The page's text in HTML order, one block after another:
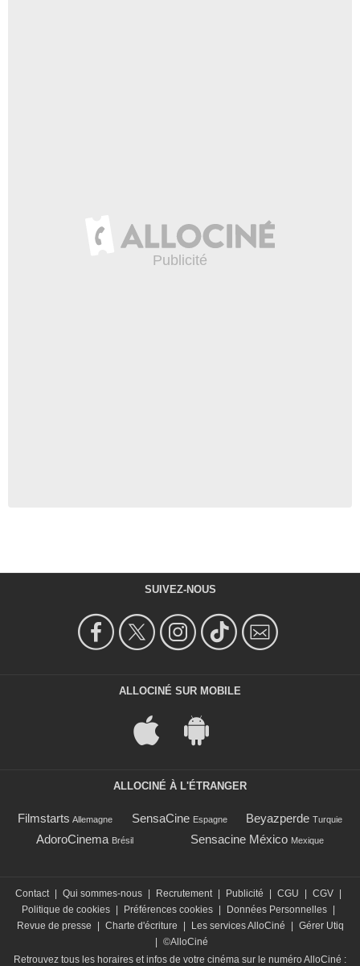
SUIVEZ-NOUS
ALLOCINÉ SUR MOBILE
ALLOCINÉ À L'ÉTRANGER
Filmstarts Allemagne SensaCine Espagne Beyazperde Turquie
AdoroCinema Brésil Sensacine México Mexique
Contact | Qui sommes-nous | Recrutement | Publicité | CGU | CGV |
Politique de cookies | Préférences cookies | Données Personnelles |
Revue de presse
| Charte d'écriture | Les services AlloCiné | Gérer Utiq
| ©AlloCiné
Retrouvez tous les horaires et infos de votre cinéma sur le numéro AlloCiné :